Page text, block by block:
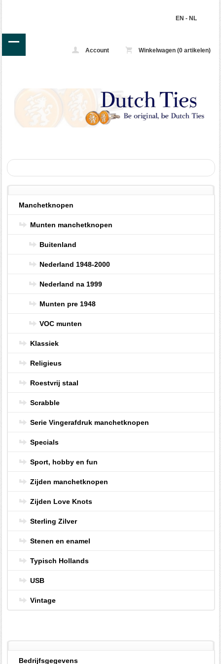
EN - NL
Account Winkelwagen (0 artikelen)
Manchetknopen
Munten manchetknopen
Buitenland
Nederland 1948-2000
Nederland na 1999
Munten pre 1948
VOC munten
Klassiek
Religieus
Roestvrij staal
Scrabble
Serie Vingerafdruk manchetknopen
Specials
Sport, hobby en fun
Zijden manchetknopen
Zijden Love Knots
Sterling Zilver
Stenen en enamel
Typisch Hollands
USB
Vintage
Bedrijfsgegevens